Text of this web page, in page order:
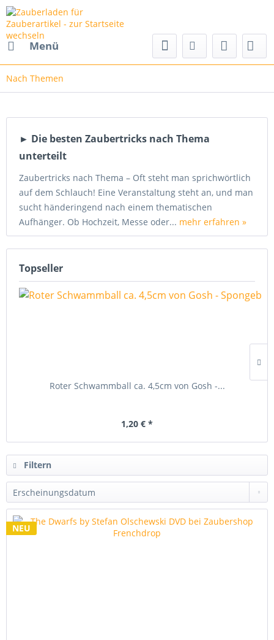
Menü
Nach Themen
► Die besten Zaubertricks nach Thema
unterteilt
Zaubertricks nach Thema – Oft steht man sprichwörtlich
auf dem Schlauch! Eine Veranstaltung steht an, und man
sucht händeringend nach einem thematischen
Aufhänger. Ob Hochzeit, Messe oder... mehr erfahren »
Topseller
Roter Schwammball ca. 4,5cm von Gosh -...
1,20 € *
Filtern
NEU